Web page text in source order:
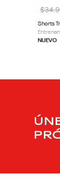
Shorts
NUEVO
$34.